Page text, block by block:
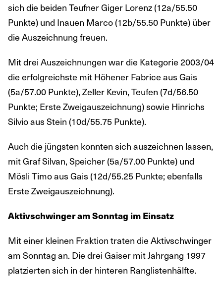
sich die beiden Teufner Giger Lorenz (12a/55.50
Punkte) und Inauen Marco (12b/55.50 Punkte) über
die Auszeichnung freuen.
Mit drei Auszeichnungen war die Kategorie 2003/04
die erfolgreichste mit Höhener Fabrice aus Gais
(5a/57.00 Punkte), Zeller Kevin, Teufen (7d/56.50
Punkte; Erste Zweigauszeichnung) sowie Hinrichs
Silvio aus Stein (10d/55.75 Punkte).
Auch die jüngsten konnten sich auszeichnen lassen,
mit Graf Silvan, Speicher (5a/57.00 Punkte) und
Mösli Timo aus Gais (12d/55.25 Punkte; ebenfalls
Erste Zweigauszeichnung).
Aktivschwinger am Sonntag im Einsatz
Mit einer kleinen Fraktion traten die Aktivschwinger
am Sonntag an. Die drei Gaiser mit Jahrgang 1997
platzierten sich in der hinteren Ranglistenhälfte.